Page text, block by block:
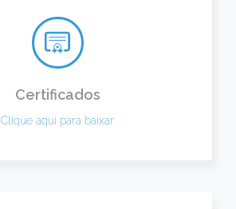
Certificados
Clique aqui para baixar